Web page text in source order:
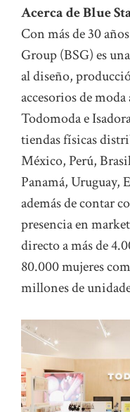
Acerca de Blue
Con más de 30
Group (BSG) es
al diseño,
accesorios de moda
Todomoda e
tiendas físicas
México, Perú,
Panamá, Uruguay,
además de contar
presencia en
directo a más de
80.000 mujeres
millones de